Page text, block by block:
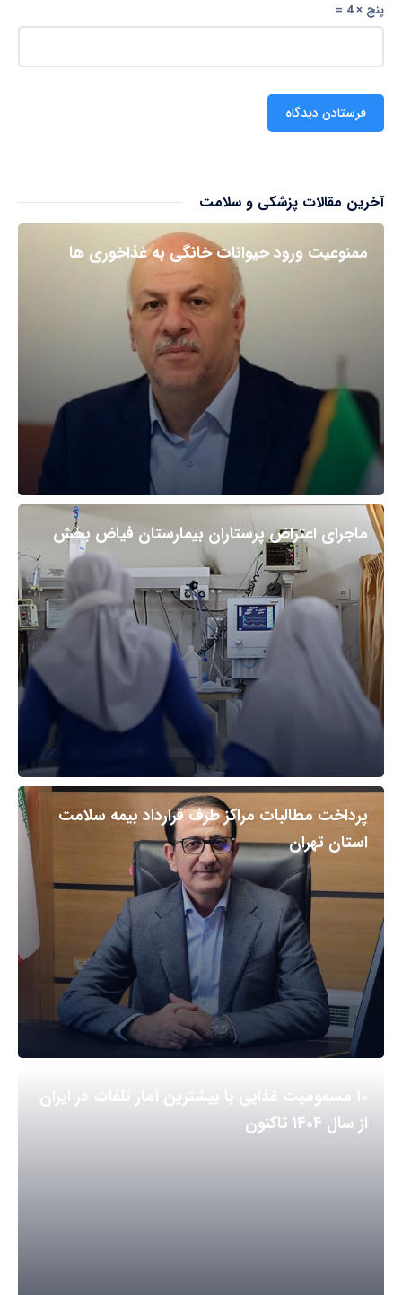
پنج × 4 =
آخرین مقالات پزشکی و سلامت
ممنوعیت ورود حیوانات خانگی به غذاخوری ها
ماجرای اعتراض پرستاران بیمارستان فیاض بخش
پرداخت مطالبات مراکز طرف قرارداد بیمه سلامت
استان تهران
۱۰ مسمومیت غذایی با بیشترین آمار تلفات در ایران
از سال ۱۴۰۴ تاکنون